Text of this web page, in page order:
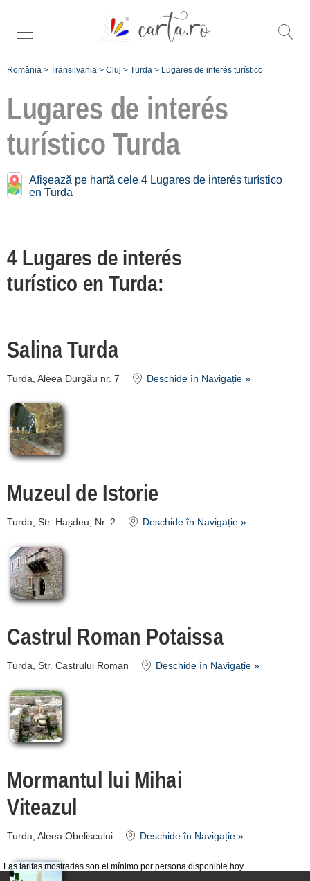
România > Transilvania > Cluj > Turda > Lugares de interés turístico
Lugares de interés
turístico Turda
Afișează pe hartă cele 4 Lugares de interés turístico
en Turda
Las tarifas mostradas son el mínimo por persona disponible hoy.
4 Lugares de interés
turístico en Turda:
Salina Turda
Turda, Aleea Durgău nr. 7 Deschide în Navigație »
Muzeul de Istorie
Turda, Str. Hașdeu, Nr. 2 Deschide în Navigație »
Castrul Roman Potaissa
Turda, Str. Castrului Roman Deschide în Navigație »
Mormantul lui Mihai
Viteazul
Turda, Aleea Obeliscului Deschide în Navigație »
Lugares de interés
Cluj Napoca
Înscrie o unitate de
cazare
contact
login